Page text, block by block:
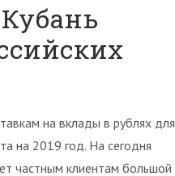
на вклады в рублях для
на 2019 год. На сегодня
частным клиентам большой